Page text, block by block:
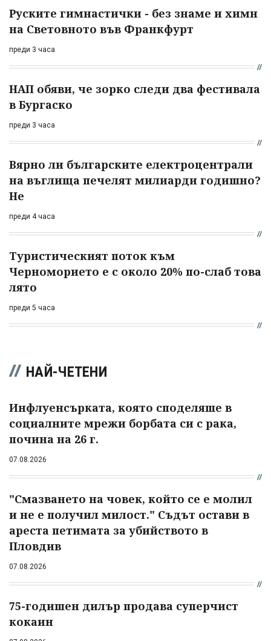
Руските гимнастички - без знаме и химн
на Световното във Франкфурт
преди 3 часа
НАП обяви, че зорко следи два фестивала
в Бургаско
преди 3 часа
Вярно ли българските електроцентрали
на въглища печелят милиарди годишно?
Не
преди 4 часа
Туристическият поток към
Черноморието е с около 20% по-слаб това
лято
преди 5 часа
НАЙ-ЧЕТЕНИ
Инфлуенсърката, която споделяше в
социалните мрежи борбата си с рака,
почина на 26 г.
07.08.2026
"Смазването на човек, който се е молил
и не е получил милост." Съдът остави в
ареста петимата за убийството в
Пловдив
07.08.2026
75-годишен дилър продава суперчист
кокаин